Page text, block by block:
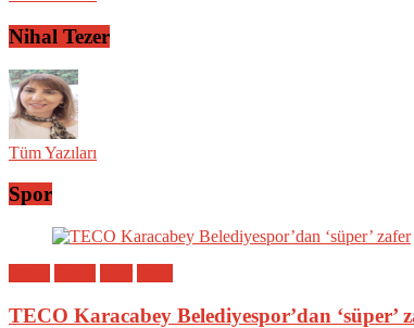
Nihal Tezer
Tüm Yazıları
Spor
TECO Karacabey Belediyespor’dan ‘süper’